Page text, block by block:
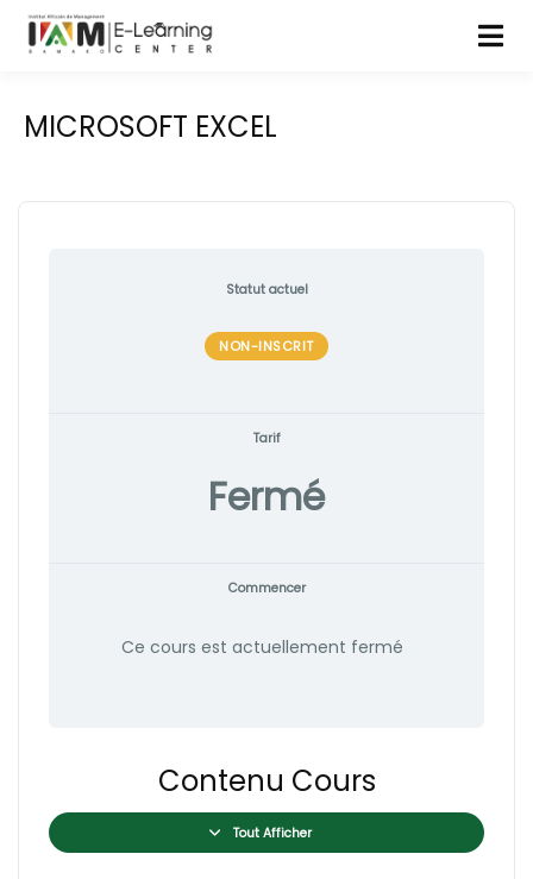
MICROSOFT EXCEL
Statut actuel
NON-INSCRIT
Tarif
Fermé
Commencer
Ce cours est actuellement fermé
Contenu Cours
Tout Afficher